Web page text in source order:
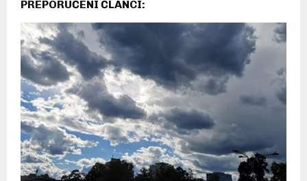
PREPORUČENI ČLANCI: